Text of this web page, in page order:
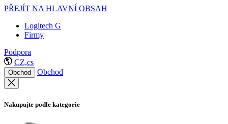
PŘEJÍT NA HLAVNÍ OBSAH
Logitech G
Firmy
Podpora
CZ,cs
Obchod Obchod
Nakupujte podle kategorie